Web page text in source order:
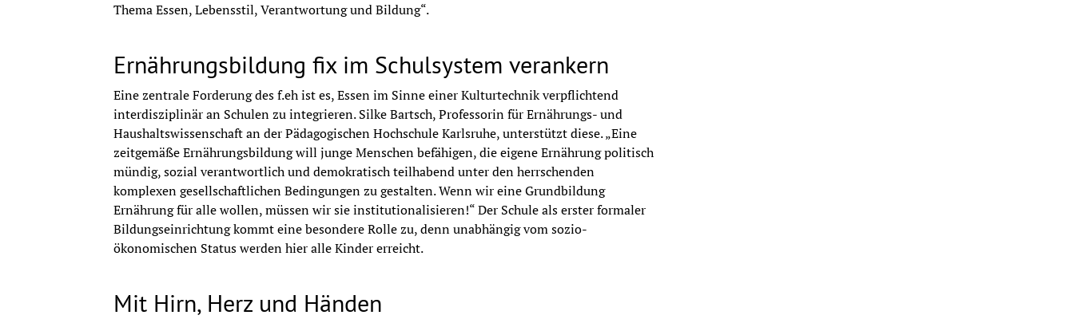
Gäste: Ursula Buchner (Thematisches Netzwerk Ernährung), Elena Kinz (open science), Birgit
Österreichische Bäuerinnen)
12.30-13.30 Uhr Mittagessen
13.30-16.00 Uhr best practice: Lernen aus der Praxis
SALTO: Ernährung und Bewegung an Bildungseinrichtungen
Susanne Ring-Dimitriou, Paris Lodron Universität Salzburg, Hallein
Schule des Essens
Thema Essen, Lebensstil, Verantwortung und Bildung“.
Ernährungsbildung fix im Schulsystem verankern
Eine zentrale Forderung des f.eh ist es, Essen im Sinne einer Kulturtechnik verpflichtend
interdisziplinär an Schulen zu integrieren. Silke Bartsch, Professorin für Ernährungs- und
Haushaltswissenschaft an der Pädagogischen Hochschule Karlsruhe, unterstützt diese. „Eine
zeitgemäße Ernährungsbildung will junge Menschen befähigen, die eigene Ernährung politisch
mündig, sozial verantwortlich und demokratisch teilhabend unter den herrschenden
komplexen gesellschaftlichen Bedingungen zu gestalten. Wenn wir eine Grundbildung
Ernährung für alle wollen, müssen wir sie institutionalisieren!“ Der Schule als erster formaler
Bildungseinrichtung kommt eine besondere Rolle zu, denn unabhängig vom sozio-
ökonomischen Status werden hier alle Kinder erreicht.
Mit Hirn, Herz und Händen